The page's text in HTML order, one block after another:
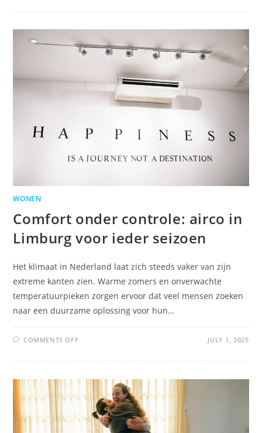
WONEN
Comfort onder controle: airco in
Limburg voor ieder seizoen
Het klimaat in Nederland laat zich steeds vaker van zijn
extreme kanten zien. Warme zomers en onverwachte
temperatuurpieken zorgen ervoor dat veel mensen zoeken
naar een duurzame oplossing voor hun…
COMMENTS OFF JULY 1, 2025